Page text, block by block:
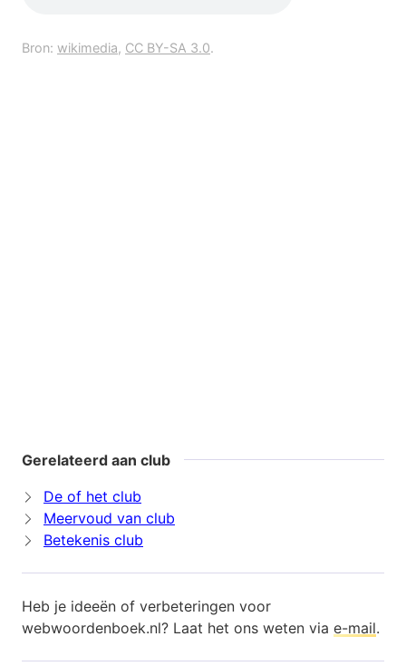
Bron: wikimedia, CC BY-SA 3.0.
Gerelateerd aan club
De of het club
Meervoud van club
Betekenis club
Heb je ideeën of verbeteringen voor
webwoordenboek.nl? Laat het ons weten via e-mail.